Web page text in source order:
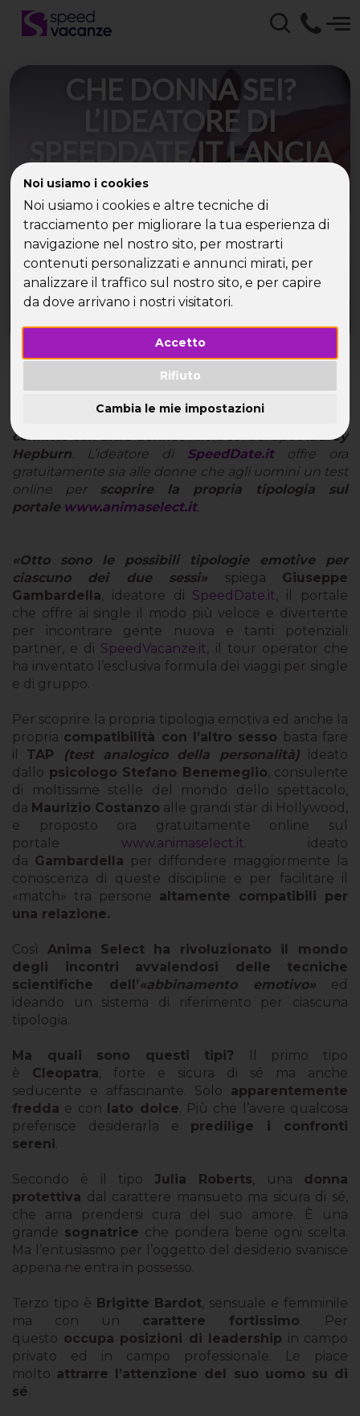
Noi usiamo i cookies
Noi usiamo i cookies e altre tecniche di
tracciamento per migliorare la tua esperienza di
navigazione nel nostro sito, per mostrarti
contenuti personalizzati e annunci mirati, per
analizzare il traffico sul nostro sito, e per capire
da dove arrivano i nostri visitatori.
Accetto
Rifiuto
Cambia le mie impostazioni
CHE DONNA SEI?
L’IDEATORE DI
SPEEDDATE.IT LANCIA
UN SERVIZIO CAPIRE
LA PROPRIA
TIPOLOGIA
ANALOGICA
coccolare il tuo uomo
realistica e risoluta? Allora sei del
. Ami essere
conflitto con altre donne?Allora sei del tipoAudrey
Hepburn. L’ideatore di SpeedDate.itoffre ora
gratuitamente sia alle donne che agli uomini un test
online per scoprire la propria tipologia sul
portale www.animaselect.it.
«Otto sono le possibili tipologie emotive per
ciascuno dei due sessi» spiega Giuseppe
Gambardella, ideatore di SpeedDate.it, il portale
che offre ai single il modo più veloce e divertente
per incontrare gente nuova e tanti potenziali
partner, e di SpeedVacanze.it, il tour operator che
ha inventato l’esclusiva formula dei viaggi per single
e di gruppo.
Per scoprire la propria tipologia emotiva ed anche la
propria compatibilità con l’altro sesso basta fare
il TAP (test analogico della personalità) ideato
dallo psicologo Stefano Benemeglio, consulente
di moltissime stelle del mondo dello spettacolo,
da Maurizio Costanzo alle grandi star di Hollywood,
e proposto ora gratuitamente online sul
portale www.animaselect.it. ideato
da Gambardella per diffondere maggiormente la
conoscenza di queste discipline e per facilitare il
«match» tra persone altamente compatibili per
una relazione.
Così Anima Select
ha rivoluzionato il mondo
degli incontri avvalendosi delle tecniche
scientifiche dell’«abbinamento emotivo» ed
ideando un sistema di riferimento per ciascuna
tipologia.
Ma quali sono questi tipi?
Il primo tipo
è Cleopatra, forte e sicura di sé ma anche
seducente e affascinante. Solo apparentemente
fredda e con lato dolce. Più che l’avere qualcosa
preferisce desiderarla e predilige i confronti
sereni.
Secondo è il tipoJulia Roberts, una donna
protettiva dal carattere mansueto ma sicura di sé,
che ama prendersi cura del suo amore. È una
grande sognatrice che pondera bene ogni scelta.
Ma l’entusiasmo per l’oggetto del desiderio svanisce
appena ne entra in possesso.
Terzo tipo è Brigitte Bardot, sensuale e femminile
ma con un carattere fortissimo. Per
questo occupa posizioni di leadership in campo
privato ed in campo professionale. Le piace
molto attrarre l’attenzione del suo uomo su di
sé.